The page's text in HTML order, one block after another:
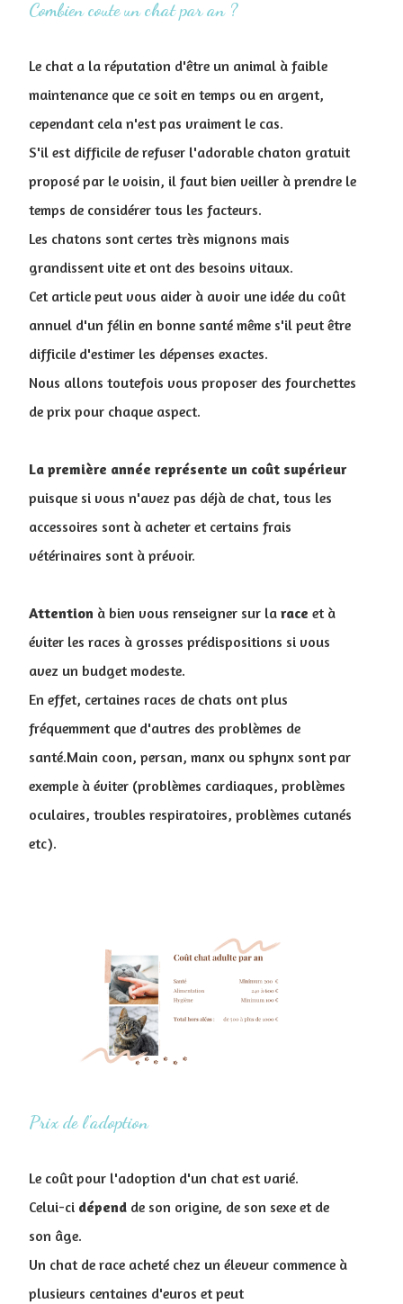
Combien coute un chat par an ?
Le chat a la réputation d'être un animal à faible
maintenance que ce soit en temps ou en argent,
cependant cela n'est pas vraiment le cas.
S'il est difficile de refuser l'adorable chaton gratuit
proposé par le voisin, il faut bien veiller à prendre le
temps de considérer tous les facteurs.
Les chatons sont certes très mignons mais
grandissent vite et ont des besoins vitaux.
Cet article peut vous aider à avoir une idée du coût
annuel d'un félin en bonne santé même s'il peut être
difficile d'estimer les dépenses exactes.
Nous allons toutefois vous proposer des fourchettes
de prix pour chaque aspect.
La première année représente un coût supérieur
puisque si vous n'avez pas déjà de chat, tous les
accessoires sont à acheter et certains frais
vétérinaires sont à prévoir.
Attention à bien vous renseigner sur la race et à
éviter les races à grosses prédispositions si vous
avez un budget modeste.
En effet, certaines races de chats ont plus
fréquemment que d'autres des problèmes de
santé.Main coon, persan, manx ou sphynx sont par
exemple à éviter (problèmes cardiaques, problèmes
oculaires, troubles respiratoires, problèmes cutanés
etc).
Prix de l'adoption
Le coût pour l'adoption d'un chat est varié.
Celui-ci dépend de son origine, de son sexe et de
son âge.
Un chat de race acheté chez un éleveur commence à
plusieurs centaines d'euros et peut